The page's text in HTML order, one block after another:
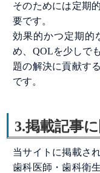
そのためには定期
要です。
効果的かつ定期的
め、QOLを少しで
題の解決に貢献す
です。
3.掲載記事
当サイトに掲載さ
歯科医師・歯科衛